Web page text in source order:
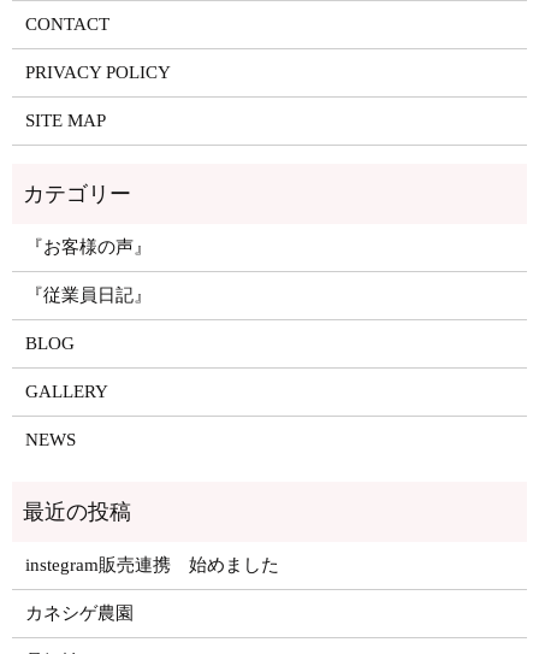
CONTACT
PRIVACY POLICY
SITE MAP
『お客様の声』
『従業員日記』
BLOG
GALLERY
NEWS
instegram販売連携 始めました
カネシゲ農園